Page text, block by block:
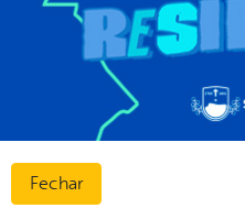
Fechar